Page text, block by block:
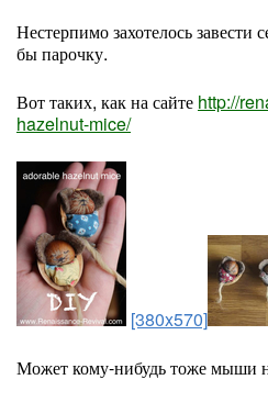
Нестерпимо захотелось
бы парочку.
Вот таких, как на сайте http://
hazelnut-mice/
[380x570]
Может кому-нибудь тоже мыши